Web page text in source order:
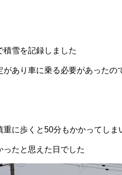
積雪を記録しました
あり車に乗る必要があったの
に歩くと50分もかかってしま
たと思えた日でした